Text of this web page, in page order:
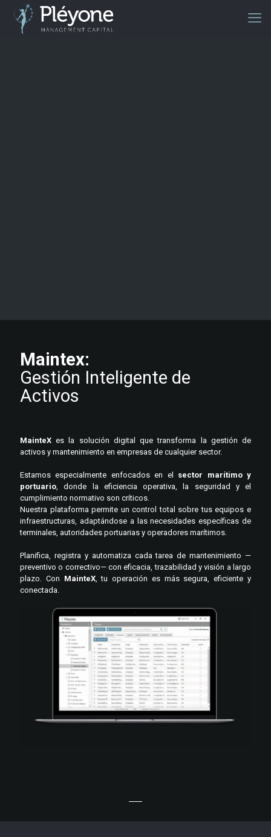
Maintex:
Gestión Inteligente de
Activos
MainteX es la solución digital que transforma la gestión de
activos y mantenimiento en empresas de cualquier sector.
Estamos especialmente enfocados en el sector marítimo y
portuario , donde la eficiencia operativa, la seguridad y el
cumplimiento normativo son críticos.
Nuestra plataforma permite un control total sobre tus equipos e
infraestructuras, adaptándose a las necesidades específicas de
terminales, autoridades portuarias y operadores marítimos.
Planifica, registra y automatiza cada tarea de mantenimiento —
preventivo o correctivo— con eficacia, trazabilidad y visión a largo
plazo. Con MainteX, tu operación es más segura, eficiente y
conectada.